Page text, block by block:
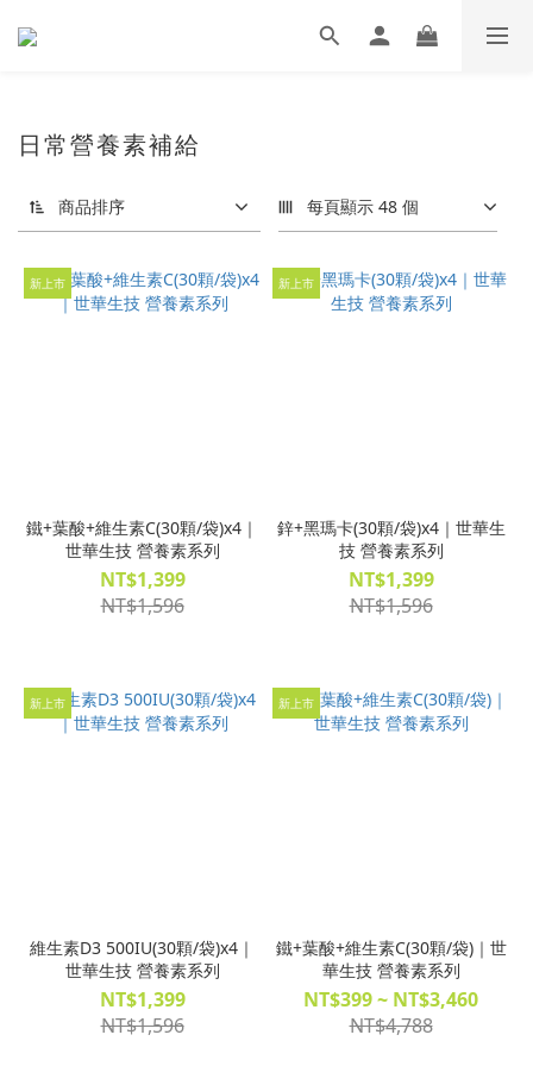
日常營養素補給
商品排序 每頁顯示 48 個
新上市
鐵+葉酸+維生素C(30顆/袋)x4｜
世華生技 營養素系列
NT$1,399
NT$1,596
新上市
鋅+黑瑪卡(30顆/袋)x4｜世華生
技 營養素系列
NT$1,399
NT$1,596
新上市
維生素D3 500IU(30顆/袋)x4｜
世華生技 營養素系列
NT$1,399
NT$1,596
新上市
鐵+葉酸+維生素C(30顆/袋)｜世
華生技 營養素系列
NT$399 ~ NT$3,460
NT$4,788